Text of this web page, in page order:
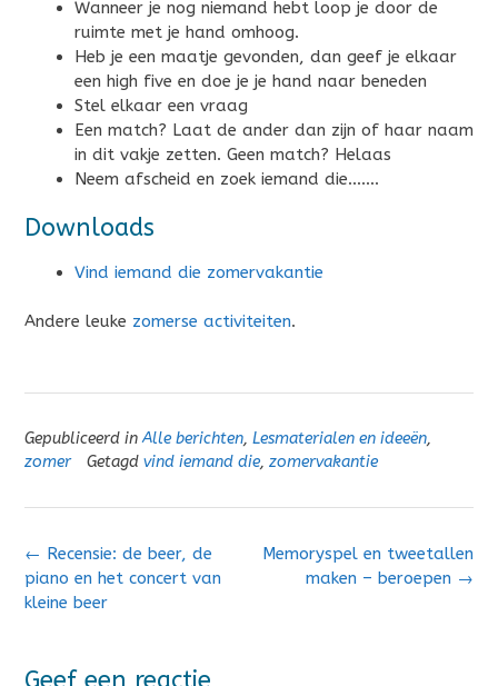
Wanneer je nog niemand hebt loop je door de
ruimte met je hand omhoog.
Heb je een maatje gevonden, dan geef je elkaar
een high five en doe je je hand naar beneden
Stel elkaar een vraag
Een match? Laat de ander dan zijn of haar naam
in dit vakje zetten. Geen match? Helaas
Neem afscheid en zoek iemand die…….
Downloads
Vind iemand die zomervakantie
Andere leuke zomerse activiteiten.
Gepubliceerd inAlle berichten, Lesmaterialen en ideeën,
zomer
Getagd vind iemand die, zomervakantie
Bericht
navigatie
Memoryspel en tweetallen
maken – beroepen →
← Recensie: de beer, de
piano en het concert van
kleine beer
Geef een reactie